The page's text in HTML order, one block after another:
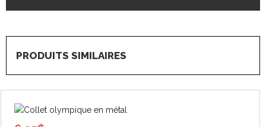
PRODUITS SIMILAIRES